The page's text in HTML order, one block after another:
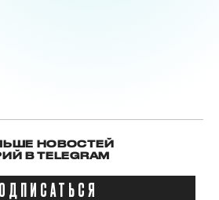
НОВОСТЕЙ
В TELEGRAM